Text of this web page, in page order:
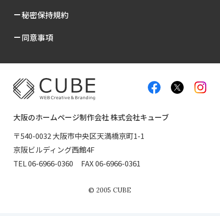
秘密保持規約
同意事項
大阪のホームページ制作会社 株式会社キューブ
〒540-0032 大阪市中央区天満橋京町1-1
京阪ビルディング西館4F
TEL06-6966-0360 FAX 06-6966-0361
©2005 CUBE